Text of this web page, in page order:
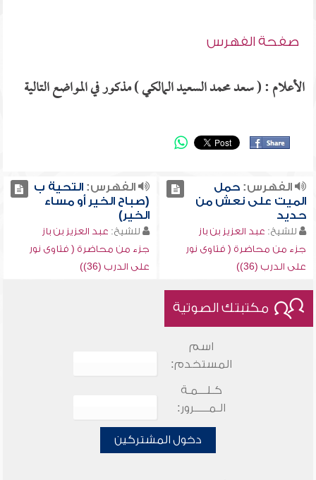
صفحة الفهرس
الأعلام : ( سعد محمد السعيد المالكي ) مذكور في المواضع التالية
الفهرس:حمل
الميت على نعش من
حديد
للشيخ: عبد العزيز بن باز
جزء من محاضرة ( فتاوى نور
على الدرب (36))
الفهرس:التحية ب
(صباح الخير أو مساء
الخير)
للشيخ: عبد العزيز بن باز
جزء من محاضرة ( فتاوى نور
على الدرب (36))
مكتبتك الصوتية
اسم
المستخدم:
كـلـــمـة
الـمـــــرور:
دخول المشتركين